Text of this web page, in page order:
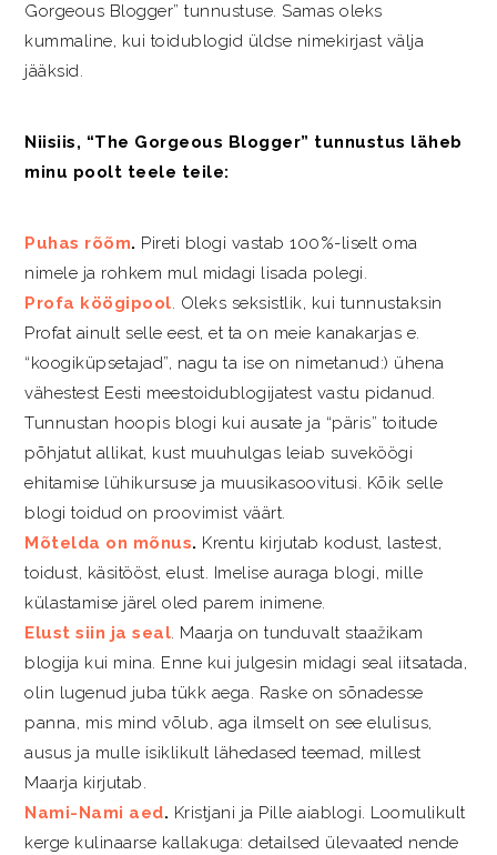
Gorgeous Blogger” tunnustuse. Samas oleks
kummaline, kui toidublogid üldse nimekirjast välja
jääksid.
Niisiis, “The Gorgeous Blogger” tunnustus läheb
minu poolt teele teile:
Puhas rõõm. Pireti blogi vastab 100%-liselt oma
nimele ja rohkem mul midagi lisada polegi.
Profa köögipool. Oleks seksistlik, kui tunnustaksin
Profat ainult selle eest, et ta on meie kanakarjas e.
“koogiküpsetajad”, nagu ta ise on nimetanud:) ühena
vähestest Eesti meestoidublogijatest vastu pidanud.
Tunnustan hoopis blogi kui ausate ja “päris” toitude
põhjatut allikat, kust muuhulgas leiab suveköögi
ehitamise lühikursuse ja muusikasoovitusi. Kõik selle
blogi toidud on proovimist väärt.
Mõtelda on mõnus. Krentu kirjutab kodust, lastest,
toidust, käsitööst, elust. Imelise auraga blogi, mille
külastamise järel oled parem inimene.
Elust siin ja seal. Maarja on tunduvalt staažikam
blogija kui mina. Enne kui julgesin midagi seal iitsatada,
olin lugenud juba tükk aega. Raske on sõnadesse
panna, mis mind võlub, aga ilmselt on see elulisus,
ausus ja mulle isiklikult lähedased teemad, millest
Maarja kirjutab.
Nami-Nami aed. Kristjani ja Pille aiablogi. Loomulikult
kerge kulinaarse kallakuga: detailsed ülevaated nende